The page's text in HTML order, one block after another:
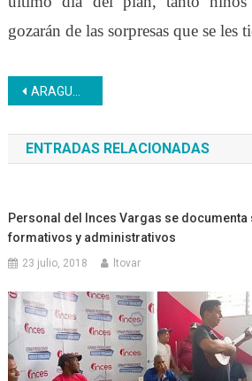
gozarán de las sorpresas que se les
Navegación
de
entradas
ARAGUA | El CFS Polivalente Bermúdez avanzó en acompañamiento a emprendedores
ENTRADAS RELACIONADAS
Personal del Inces Vargas se
formativos y administrativos
23 julio, 2018 ltovar